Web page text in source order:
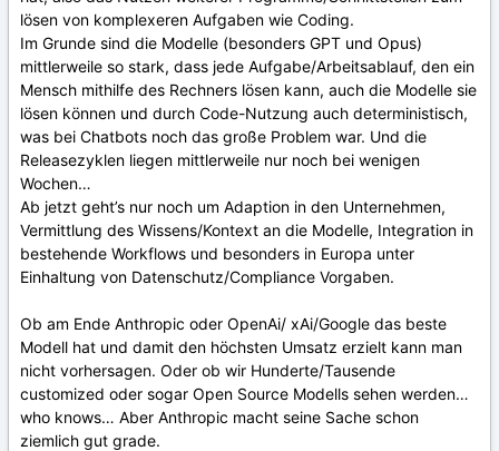
lösen von komplexeren Aufgaben wie Coding.
Im Grunde sind die Modelle (besonders GPT und Opus)
mittlerweile so stark, dass jede Aufgabe/Arbeitsablauf, den ein
Mensch mithilfe des Rechners lösen kann, auch die Modelle sie
lösen können und durch Code-Nutzung auch deterministisch,
was bei Chatbots noch das große Problem war. Und die
Releasezyklen liegen mittlerweile nur noch bei wenigen
Wochen…
Ab jetzt geht’s nur noch um Adaption in den Unternehmen,
Vermittlung des Wissens/Kontext an die Modelle, Integration in
bestehende Workflows und besonders in Europa unter
Einhaltung von Datenschutz/Compliance Vorgaben.
Ob am Ende Anthropic oder OpenAi/ xAi/Google das beste
Modell hat und damit den höchsten Umsatz erzielt kann man
nicht vorhersagen. Oder ob wir Hunderte/Tausende
customized oder sogar Open Source Modells sehen werden…
who knows… Aber Anthropic macht seine Sache schon
ziemlich gut grade.